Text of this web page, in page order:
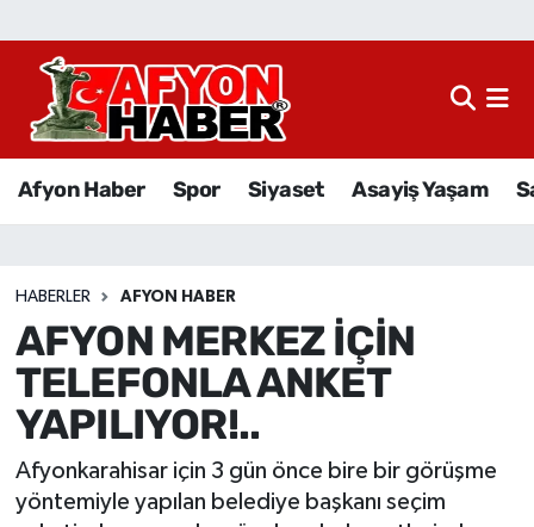
Afyon Haber Spor Siyaset Asayiş Yaşam
HABERLER AFYON HABER
AFYON MERKEZ İÇİN
TELEFONLA ANKET
YAPILIYOR!..
Afyonkarahisar için 3 gün önce bire bir görüşme
yöntemiyle yapılan belediye başkanı seçim
Afyon Haber
Sağlık
Eğitim
Ekonomi